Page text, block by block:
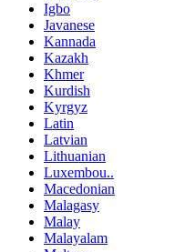
Igbo
Javanese
Kannada
Kazakh
Khmer
Kurdish
Kyrgyz
Latin
Latvian
Lithuanian
Luxembou..
Macedonian
Malagasy
Malay
Malayalam